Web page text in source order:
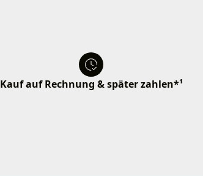
Kauf auf Rechnung & später zahlen*¹